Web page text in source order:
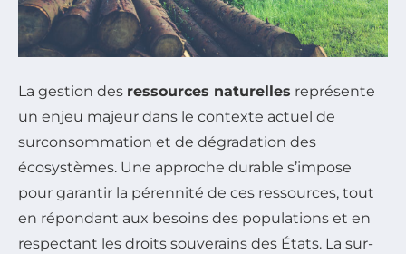
La gestion des ressources naturelles représente
un enjeu majeur dans le contexte actuel de
surconsommation et de dégradation des
écosystèmes. Une approche durable s’impose
pour garantir la pérennité de ces ressources, tout
en répondant aux besoins des populations et en
respectant les droits souverains des États. La sur-